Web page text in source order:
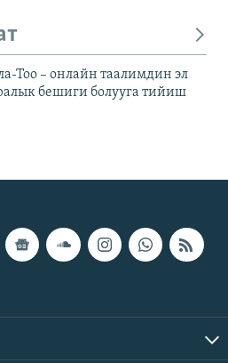
Тоо – онлайн таалимдин эл
бешиги болууга тийиш